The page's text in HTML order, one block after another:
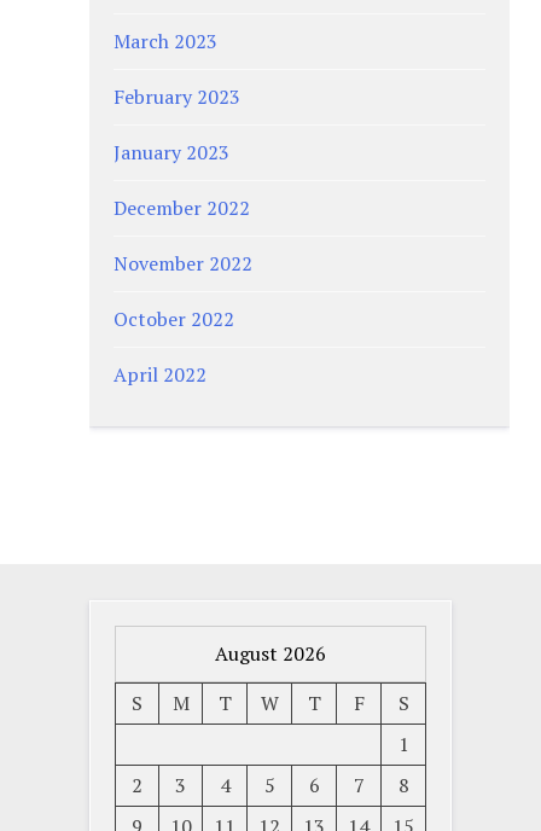
March 2023
February 2023
January 2023
December 2022
November 2022
October 2022
April 2022
August 2026
S
M T W T F
S
1
2
3 4 5 6 7
8
9
10 11 12 13 14 15